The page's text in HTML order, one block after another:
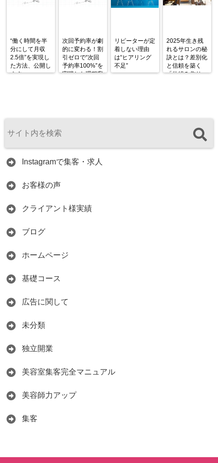
“働く時間を半
分にして月収
2.5倍”を実現し
た方法、公開し
ます。
次回予約率が劇
的に変わる！割
引ゼロで“次回
予約率100%”を
実現した理想客
リピーターが定
着しない理由
は“ヒアリング
不足”
2025年生き残
れるサロンの秘
訣とは？差別化
と信頼を築く
「仕組み作り」
Instagramで集客・求人
お客様の声
クライアント様実績
ブログ
ホームページ
基礎コース
広告に関して
未分類
独立開業
美容室集客完全マニュアル
美容師力アップ
集客